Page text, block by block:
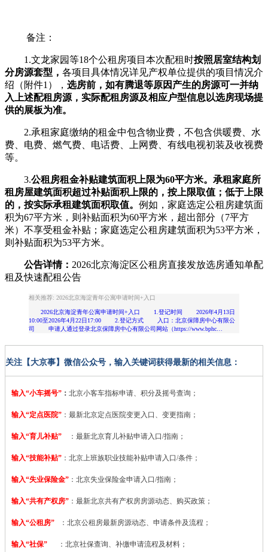
备注：
1.文龙家园等18个公租房项目本次配租时按照居室结构划
分房源套型， 各项目具体情况详见产权单位提供的项目情况介
绍（附件1）， 选房前，如有腾退等原因产生的房源可一并纳
入上述配租房源，实际配租房源及相应户型信息以选房现场提
供的展板为准。
2.承租家庭缴纳的租金中包含物业费，不包含供暖费、水
费、电费、燃气费、电话费、上网费、有线电视初装及收视费
等。
3.公租房租金补贴建筑面积上限为60平方米。承租家庭所
租房屋建筑面积超过补贴面积上限的，按上限取值；低于上限
的，按实际承租建筑面积取值。 例如，家庭选定公租房建筑面
积为67平方米，则补贴面积为60平方米，超出部分（7平方
米）不享受租金补贴；家庭选定公租房建筑面积为53平方米，
则补贴面积为53平方米。
公告详情： 2026北京海淀区公租房直接发放选房通知单配
租及快速配租公告
相关推荐: 2026北京海淀青年公寓申请时间+入口
2026北京海淀青年公寓申请时间+入口 1.登记时间 2026年4月13日
10:00至2026年4月22日17:00 2.登记方式 入口：北京保障房中心有限公
司 申请人通过登录北京保障房中心有限公司网站（https://www.bphc…
关注【大京事】微信公众号，输入关键词获得最新的相关信息：
输入“小车摇号” ： 北京小客车指标申请、积分及摇号查询；
输入“定点医院” ： 最新北京定点医院变更入口、变更指南；
输入“育儿补贴” ：最新北京育儿补贴申请入口/指南；
输入“技能补贴” ： 北京上班族职业技能补贴申请入口/条件；
输入“失业保险金” ：北京失业保险金申请入口/指南；
输入“共有产权房” ：最新北京共有产权房房源动态、购买政策；
输入“公租房” ：北京公租房最新房源动态、申请条件及流程；
输入“社保” ：北京社保查询、补缴申请流程及材料；